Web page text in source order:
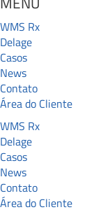
WMS Rx
Delage
Casos
News
Contato
Área do Cliente
WMS Rx
Delage
Casos
News
Contato
Área do Cliente